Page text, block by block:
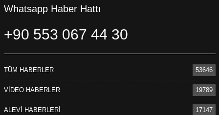
Whatsapp Haber Hattı
+90 553 067 44 30
TÜM HABERLER 53646
VİDEO HABERLER 19789
ALEVİ HABERLERİ 17147